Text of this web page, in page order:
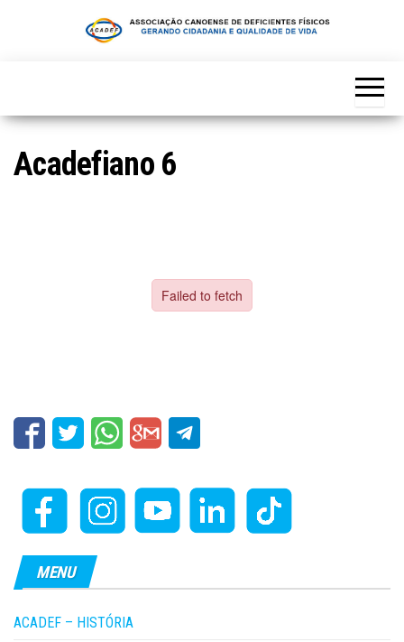
Acadefiano 6
MENU
ACADEF – HISTÓRIA